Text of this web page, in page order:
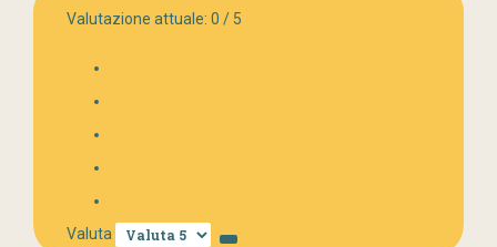
Valutazione attuale: 0 / 5
Valuta